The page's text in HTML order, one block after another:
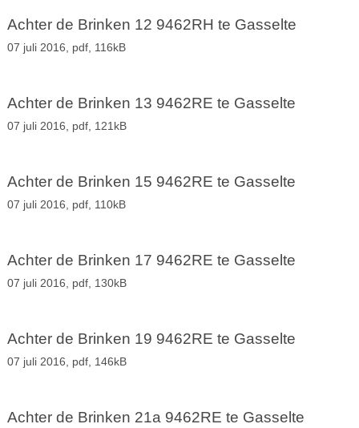
Achter de Brinken 12 9462RH te Gasselte
07 juli 2016, pdf, 116kB
Achter de Brinken 13 9462RE te Gasselte
07 juli 2016, pdf, 121kB
Achter de Brinken 15 9462RE te Gasselte
07 juli 2016, pdf, 110kB
Achter de Brinken 17 9462RE te Gasselte
07 juli 2016, pdf, 130kB
Achter de Brinken 19 9462RE te Gasselte
07 juli 2016, pdf, 146kB
Achter de Brinken 21a 9462RE te Gasselte